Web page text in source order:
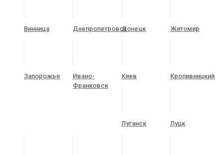
Винница ДнепропетровскДонецк Житомир
Запорожье
Ивано-
Франковск
Киев Кропивницкий
Луганск Луцк